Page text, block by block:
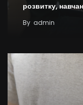
розвитку,
By admin